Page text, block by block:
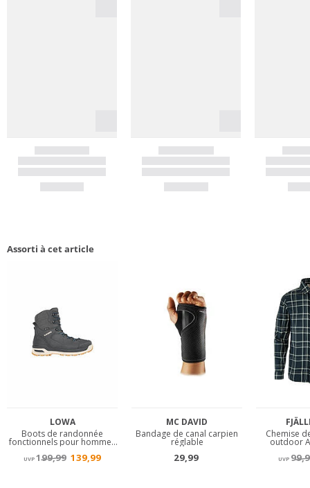
Assorti à cet article